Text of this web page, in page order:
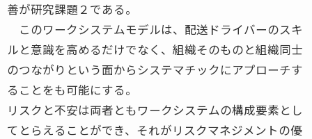
善が研究課題２である。
このワークシステムモデルは、配送ドライバーのスキ
ルと意識を高めるだけでなく、組織そのものと組織同士
のつながりという面からシステマチックにアプローチす
ることをも可能にする。
リスクと不安は両者ともワークシステムの構成要素とし
てとらえることができ、それがリスクマネジメントの優